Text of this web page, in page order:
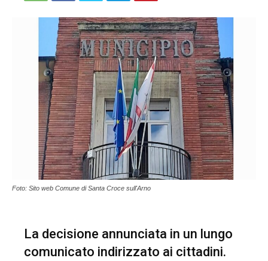
Foto: Sito web Comune di Santa Croce sull'Arno
La decisione annunciata in un lungo
comunicato indirizzato ai cittadini.